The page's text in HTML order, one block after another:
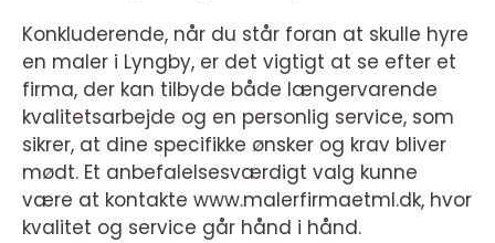
Konkluderende, når du står foran at skulle hyre
en maler i Lyngby, er det vigtigt at se efter et
firma, der kan tilbyde både længervarende
kvalitetsarbejde og en personlig service, som
sikrer, at dine specifikke ønsker og krav bliver
mødt. Et anbefalelsesværdigt valg kunne
være at kontakte www.malerfirmaetml.dk, hvor
kvalitet og service går hånd i hånd.